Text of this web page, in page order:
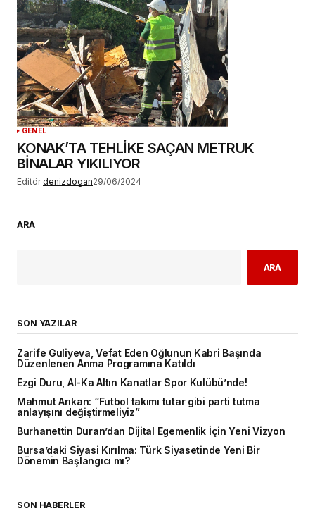
GENEL
KONAK’TA TEHLİKE SAÇAN METRUK
BİNALAR YIKILIYOR
Editör denizdogan29/06/2024
ARA
ARA
SON YAZILAR
Zarife Guliyeva, Vefat Eden Oğlunun Kabri Başında
Düzenlenen Anma Programına Katıldı
Ezgi Duru, Al-Ka Altın Kanatlar Spor Kulübü’nde!
Mahmut Arıkan: “Futbol takımı tutar gibi parti tutma
anlayışını değiştirmeliyiz”
Burhanettin Duran’dan Dijital Egemenlik İçin Yeni Vizyon
Bursa’daki Siyasi Kırılma: Türk Siyasetinde Yeni Bir
Dönemin Başlangıcı mı?
SON HABERLER